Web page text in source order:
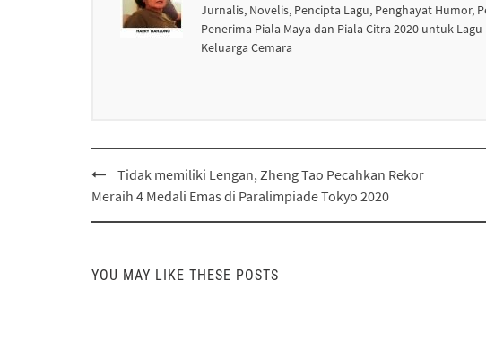
Jurnalis, Novelis, Pencipta Lagu, Penghayat Humor,
Penerima Piala Maya dan Piala Citra 2020 untuk
Keluarga Cemara
Post
navigation
Tidak memiliki Lengan, Zheng Tao Pecahkan Rekor
Meraih 4 Medali Emas di Paralimpiade Tokyo 2020
YOU MAY LIKE THESE POSTS